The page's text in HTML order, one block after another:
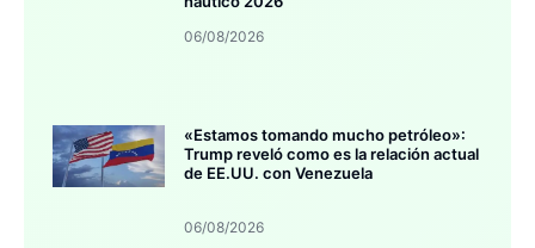
06/08/2026
«Estamos tomando mucho petróleo»:
Trump reveló como es la relación actual
de EE.UU. con Venezuela
06/08/2026